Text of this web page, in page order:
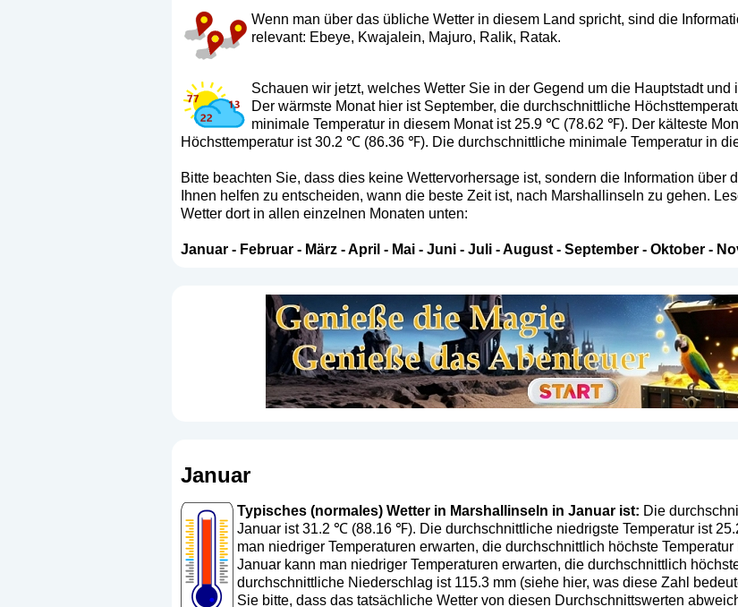
Wenn man über das übliche Wetter in diesem Land spricht, sind die
relevant: Ebeye, Kwajalein, Majuro, Ralik, Ratak.
Schauen wir jetzt, welches Wetter Sie in der Gegend um die Hauptstadt
Der wärmste Monat hier ist September, die durchschnittliche
minimale Temperatur in diesem Monat ist 25.9 ℃ (78.62 ℉). Der kälteste
Höchsttemperatur ist 30.2 ℃ (86.36 ℉). Die durchschnittliche minimale Temperatur in
Bitte beachten Sie, dass dies keine Wettervorhersage ist, sondern die Information über
Ihnen helfen zu entscheiden, wann die beste Zeit ist, nach Marshallinseln zu gehen.
Wetter dort in allen einzelnen Monaten unten:
Januar- Februar- März-April - Mai- Juni- Juli-August- September- Oktober-
Januar
Typisches (normales) Wetter in Marshallinseln in Januar ist: Die
Januar ist 31.2 ℃ (88.16 ℉). Die durchschnittliche niedrigste Temperatur ist
man niedriger Temperaturen erwarten, die durchschnittlich höchste
Januar kann man niedriger Temperaturen erwarten, die durchschnittlich
durchschnittliche Niederschlag ist 115.3 mm (siehe hier, was diese Zahl
Sie bitte, dass das tatsächliche Wetter von diesen Durchschnittswerten